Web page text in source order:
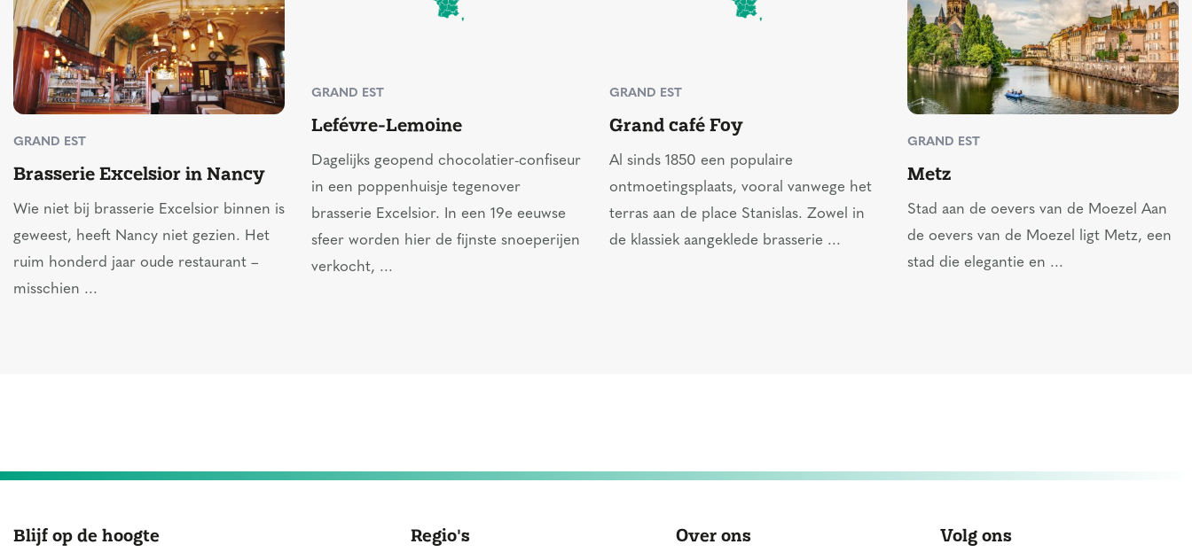
GRAND EST
Brasserie Excelsior in Nancy
Wie niet bij brasserie Excelsior binnen is
geweest, heeft Nancy niet gezien. Het
ruim honderd jaar oude restaurant –
misschien ...
GRAND EST
Lefévre-Lemoine
Dagelijks geopend chocolatier-confiseur
in een poppenhuisje tegenover
brasserie Excelsior. In een 19e eeuwse
sfeer worden hier de fijnste snoeperijen
verkocht, ...
GRAND EST
Grand café Foy
Al sinds 1850 een populaire
ontmoetingsplaats, vooral vanwege het
terras aan de place Stanislas. Zowel in
de klassiek aangeklede brasserie ...
GRAND EST
Metz
Stad aan de oevers van de Moezel Aan
de oevers van de Moezel ligt Metz, een
stad die elegantie en ...
Blijf op de hoogte Regio's Over ons Volg ons